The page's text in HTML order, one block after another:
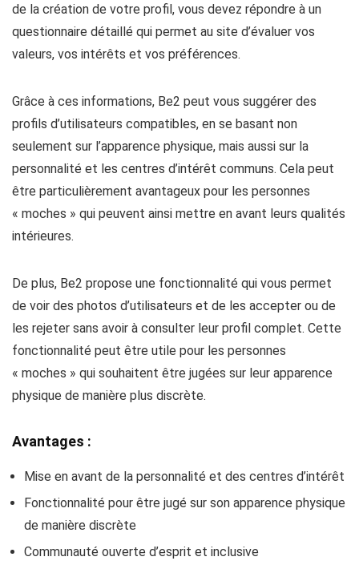
de la création de votre profil, vous devez répondre à un
questionnaire détaillé qui permet au site d’évaluer vos
valeurs, vos intérêts et vos préférences.
Grâce à ces informations, Be2 peut vous suggérer des
profils d’utilisateurs compatibles, en se basant non
seulement sur l’apparence physique, mais aussi sur la
personnalité et les centres d’intérêt communs. Cela peut
être particulièrement avantageux pour les personnes
« moches » qui peuvent ainsi mettre en avant leurs qualités
intérieures.
De plus, Be2 propose une fonctionnalité qui vous permet
de voir des photos d’utilisateurs et de les accepter ou de
les rejeter sans avoir à consulter leur profil complet. Cette
fonctionnalité peut être utile pour les personnes
« moches » qui souhaitent être jugées sur leur apparence
physique de manière plus discrète.
Avantages :
Mise en avant de la personnalité et des centres d’intérêt
Fonctionnalité pour être jugé sur son apparence physique
de manière discrète
Communauté ouverte d’esprit et inclusive